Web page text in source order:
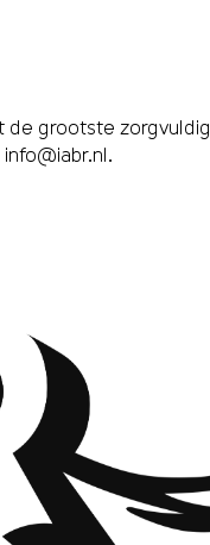
grootste
info@iabr.nl.